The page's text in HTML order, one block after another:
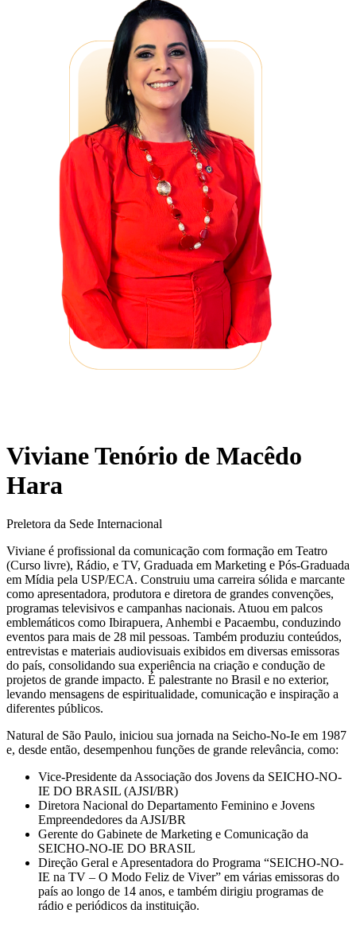
Viviane Tenório de Macêdo
Hara
Preletora da Sede Internacional
Viviane é profissional da comunicação com formação em Teatro
(Curso livre), Rádio, e TV, Graduada em Marketing e Pós-Graduada
em Mídia pela USP/ECA. Construiu uma carreira sólida e marcante
como apresentadora, produtora e diretora de grandes convenções,
programas televisivos e campanhas nacionais. Atuou em palcos
emblemáticos como Ibirapuera, Anhembi e Pacaembu, conduzindo
eventos para mais de 28 mil pessoas. Também produziu conteúdos,
entrevistas e materiais audiovisuais exibidos em diversas emissoras
do país, consolidando sua experiência na criação e condução de
projetos de grande impacto. É palestrante no Brasil e no exterior,
levando mensagens de espiritualidade, comunicação e inspiração a
diferentes públicos.
Natural de São Paulo, iniciou sua jornada na Seicho-No-Ie em 1987
e, desde então, desempenhou funções de grande relevância, como:
Vice-Presidente da Associação dos Jovens da SEICHO-NO-
IE DO BRASIL (AJSI/BR)
Diretora Nacional do Departamento Feminino e Jovens
Empreendedores da AJSI/BR
Gerente do Gabinete de Marketing e Comunicação da
SEICHO-NO-IE DO BRASIL
Direção Geral e Apresentadora do Programa “SEICHO-NO-
IE na TV – O Modo Feliz de Viver” em várias emissoras do
país ao longo de 14 anos, e também dirigiu programas de
rádio e periódicos da instituição.